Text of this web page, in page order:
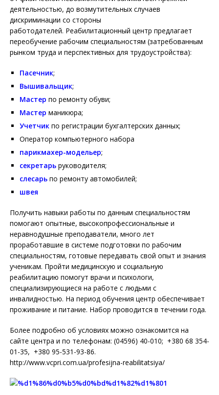
деятельностью, до возмутительных случаев
дискриминации со стороны
работодателей. Реабилитационный центр предлагает
переобучение рабочим специальностям (затребованным
рынком труда и перспективных для трудоустройства):
Пасечник;
Вышивальщик;
Мастер по ремонту обуви;
Мастер маникюра;
Учетчик по регистрации бухгалтерских данных;
Оператор компьютерного набора
парикмахер-модельер;
секретарь руководителя;
слесарь по ремонту автомобилей;
швея
Получить навыки работы по данным специальностям
помогают опытные, высокопрофессиональные и
неравнодушные преподаватели, много лет
проработавшие в системе подготовки по рабочим
специальностям, готовые передавать свой опыт и знания
ученикам. Пройти медицинскую и социальную
реабилитацию помогут врачи и психологи,
специализирующиеся на работе с людьми с
инвалидностью. На период обучения центр обеспечивает
проживание и питание. Набор проводится в течении года.
Более подробно об условиях можно ознакомится на
сайте центра и по телефонам: (04596) 40-010; +380 68 354-
01-35, +380 95-531-93-86.
http://www.vcpri.com.ua/profesijna-reabilitatsiya/